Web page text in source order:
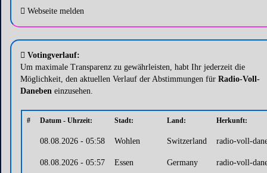
Webseite melden
Votingverlauf:
Um maximale Transparenz zu gewährleisten, habt Ihr jederzeit die
Möglichkeit, den aktuellen Verlauf der Abstimmungen für Radio-Voll-
Daneben einzusehen.
# Datum - Uhrzeit: Stadt: Land: Herkunft:
08.08.2026 - 05:58 Wohlen Switzerland radio-voll-
08.08.2026 - 05:57 Essen Germany radio-voll-